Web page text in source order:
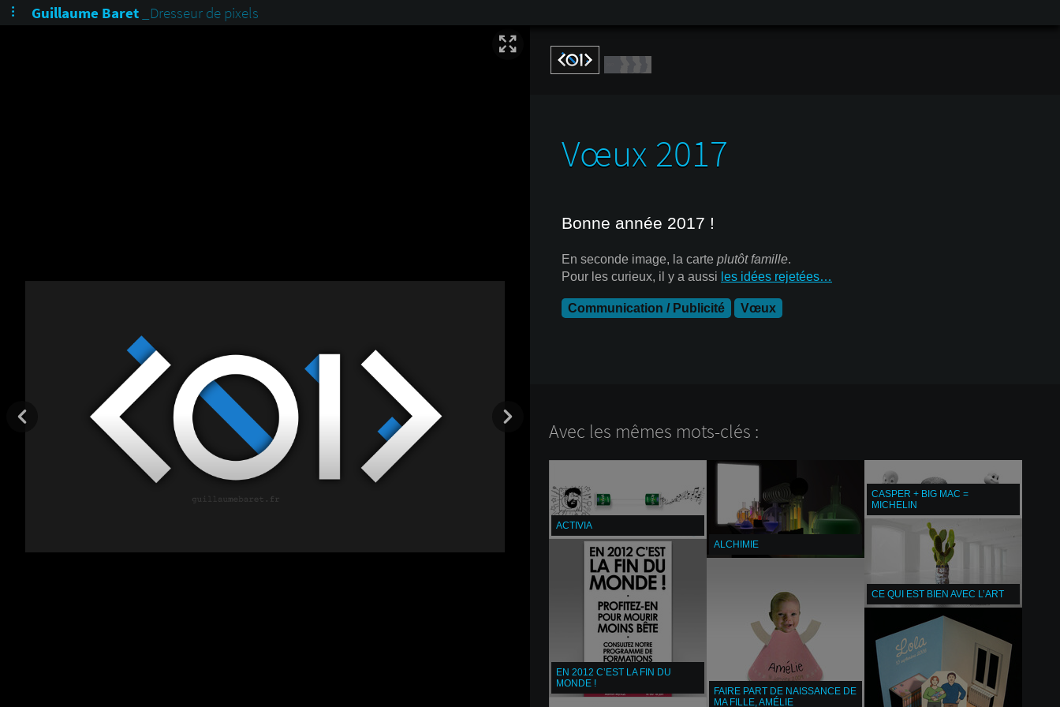
Guillaume Baret _Dresseur de pixels
Vœux 2017
Bonne année 2017 !
En seconde image, la carte plutôt famille.
Pour les curieux, il y a aussi les idées rejetées…
Communication / Publicité Vœux
Avec les mêmes mots-clés :
ACTIVIA
ALCHIMIE
CASPER + BIG MAC =
MICHELIN
CE QUI EST BIEN AVEC L’ART
EN 2012 C’EST LA FIN DU
MONDE !
FAIRE PART DE NAISSANCE DE
MA FILLE, AMÉLIE